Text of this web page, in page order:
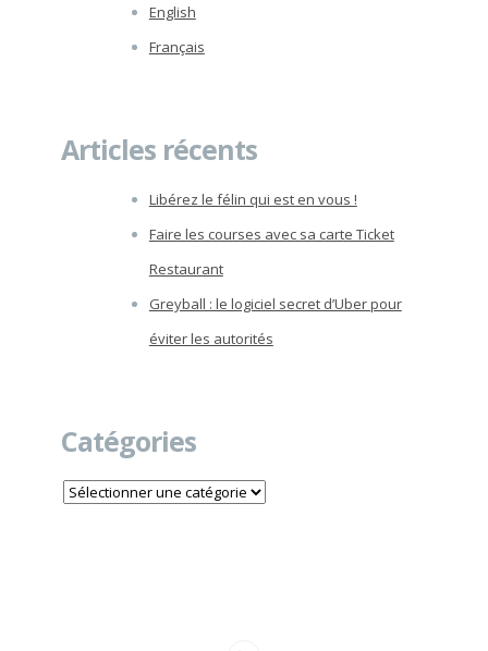
English
Français
Articles récents
Libérez le félin qui est en vous !
Faire les courses avec sa carte Ticket
Restaurant
Greyball : le logiciel secret d’Uber pour
éviter les autorités
Catégories
Catégories